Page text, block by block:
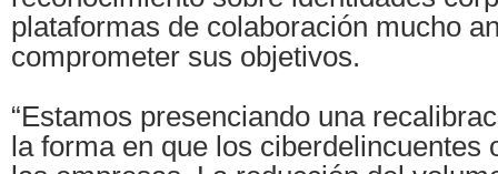
plataformas de colaboración mucho
comprometer sus objetivos.
“Estamos presenciando una
la forma en que los ciberdelincuentes